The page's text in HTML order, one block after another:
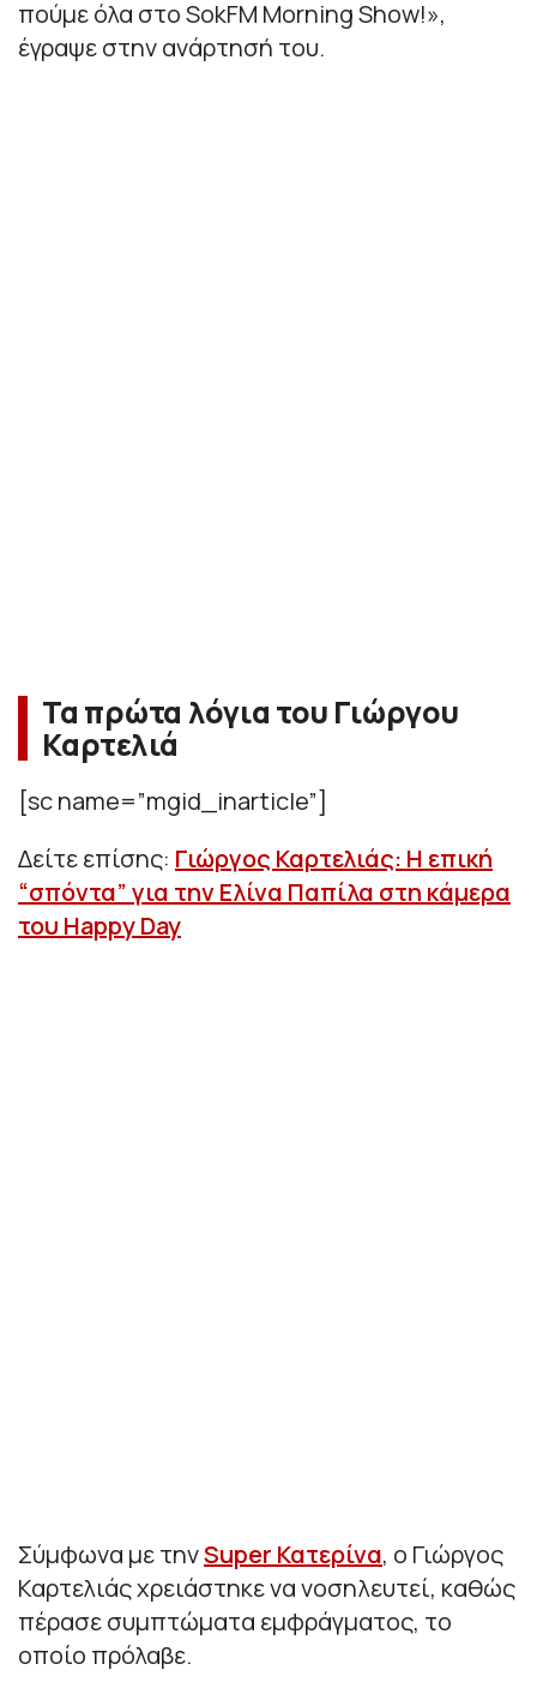
πούμε όλα στο SokFM Morning Show!»,
έγραψε στην ανάρτησή του.
Τα πρώτα λόγια του Γιώργου
Καρτελιά
[sc name=”mgid_inarticle”]
Δείτε επίσης: Γιώργος Καρτελιάς: Η επική
“σπόντα” για την Ελίνα Παπίλα στη κάμερα
του Happy Day
Σύμφωνα με τηνSuper Κατερίνα, ο Γιώργος
Καρτελιάς χρειάστηκε να νοσηλευτεί, καθώς
πέρασε συμπτώματα εμφράγματος, το
οποίο πρόλαβε.